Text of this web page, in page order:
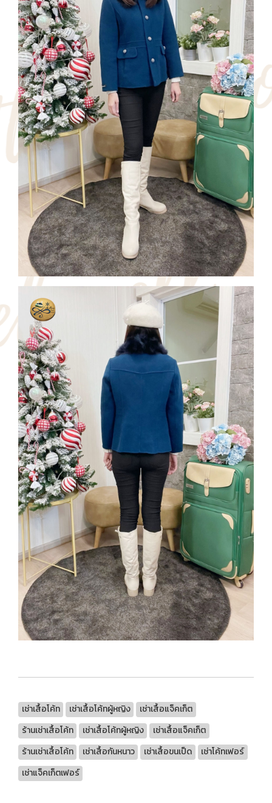
เช่าเสื้อโค้ท เช่าเสื้อโค้ทผู้หญิง
เช่าเสื้อแจ็คเก็ต
ร้านเช่าเสื้อโค้ท
เช่าเสื้อโค้ทผู้หญิง
เช่าเสื้อแจ็คเก็ต
ร้านเช่าเสื้อโค้ท
เช่าเสื้อกันหนาว เช่าเสื้อขนเป็ด
เช่าโค้ทเฟอร์
เช่าแจ็คเก็ตเฟอร์